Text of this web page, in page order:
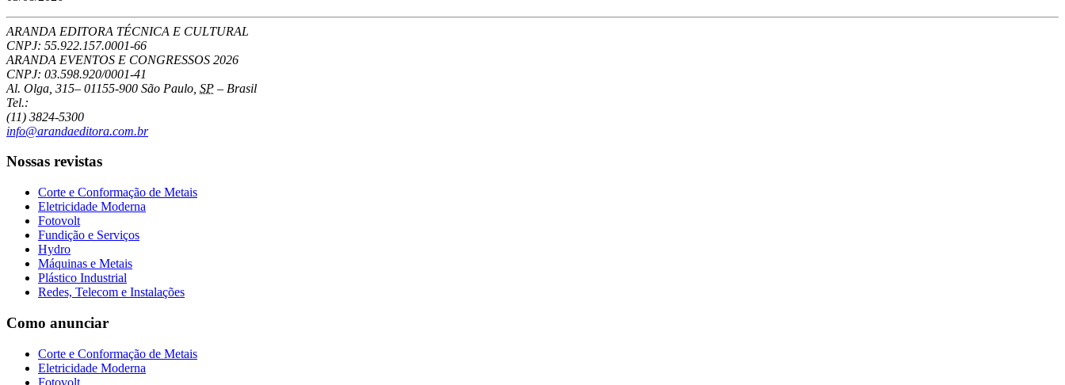
ARANDA EDITORA TÉCNICA E CULTURAL
CNPJ: 55.922.157.0001-66
ARANDA EVENTOS E CONGRESSOS 2026
CNPJ: 03.598.920/0001-41
Al. Olga, 315– 01155-900 São Paulo SP – Brasil
Tel.:
(11) 3824-5300
info@arandaeditora.com.br
Nossas revistas
Corte e Conformação de Metais
Eletricidade Moderna
Fotovolt
Fundição e Serviços
Hydro
Máquinas e Metais
Plástico Industrial
Redes, Telecom e Instalações
Como anunciar
Corte e Conformação de Metais
Eletricidade Moderna
Fotovolt